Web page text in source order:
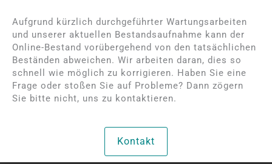
Rosenquarz Grob auf
Grüner Quarz Grob auf
Aufgrund kürzlich durchgeführter Wartungsarbeiten
und unserer aktuellen Bestandsaufnahme kann der
Online-Bestand vorübergehend von den tatsächlichen
Beständen abweichen. Wir arbeiten daran, dies so
schnell wie möglich zu korrigieren. Haben Sie eine
Frage oder stoßen Sie auf Probleme? Dann zögern
Sie bitte nicht, uns zu kontaktieren.
Kontakt